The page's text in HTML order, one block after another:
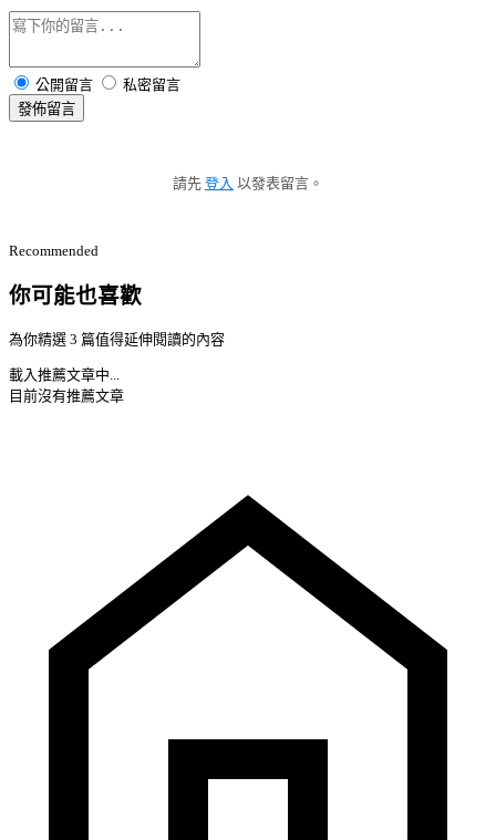
公開留言
私密留言
發佈留言
請先 登入 以發表留言。
Recommended
你可能也喜歡
為你精選 3 篇值得延伸閱讀的內容
載入推薦文章中...
目前沒有推薦文章